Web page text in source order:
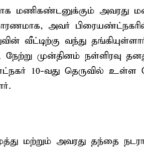
மணிகண்டனுக்கும் அவரது
அவர்
வீட்டிற்கு வந்து
முன்தினம் நள்ளிரவு
10-வது தெருவில் உள்ள
மற்றும் அவரது தந்தை